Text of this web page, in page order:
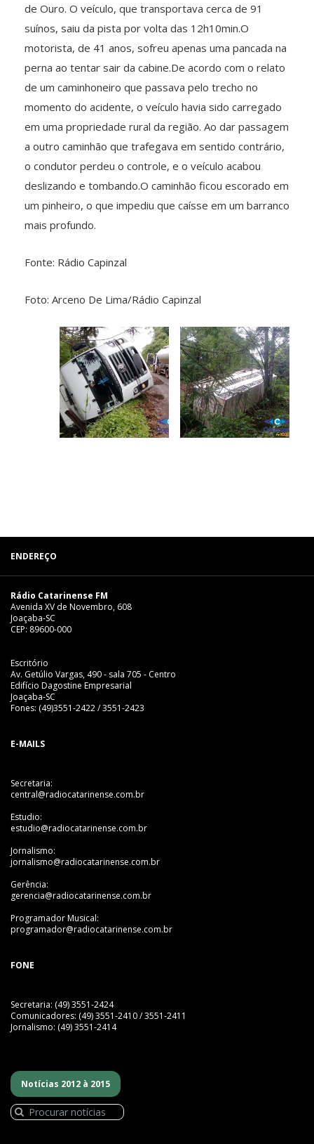
de Ouro. O veículo, que transportava cerca de 91
suínos, saiu da pista por volta das 12h10min.O
motorista, de 41 anos, sofreu apenas uma pancada na
perna ao tentar sair da cabine.De acordo com o relato
de um caminhoneiro que passava pelo trecho no
momento do acidente, o veículo havia sido carregado
em uma propriedade rural da região. Ao dar passagem
a outro caminhão que trafegava em sentido contrário,
o condutor perdeu o controle, e o veículo acabou
deslizando e tombando.O caminhão ficou escorado em
um pinheiro, o que impediu que caísse em um barranco
mais profundo.
Fonte: Rádio Capinzal
Foto: Arceno De Lima/Rádio Capinzal
ENDEREÇO
Rádio Catarinense FM
Avenida XV de Novembro, 608
Joaçaba-SC
CEP: 89600-000
Escritório
Av. Getúlio Vargas, 490 - sala 705 - Centro
Edifício Dagostine Empresarial
Joaçaba-SC
Fones: (49)3551-2422 / 3551-2423
E-MAILS
Secretaria:
central@radiocatarinense.com.br
Estudio:
estudio@radiocatarinense.com.br
Jornalismo:
jornalismo@radiocatarinense.com.br
Gerência:
gerencia@radiocatarinense.com.br
Programador Musical:
programador@radiocatarinense.com.br
FONE
Secretaria: (49) 3551-2424
Comunicadores: (49) 3551-2410 / 3551-2411
Jornalismo: (49) 3551-2414
Notícias 2012 à 2015